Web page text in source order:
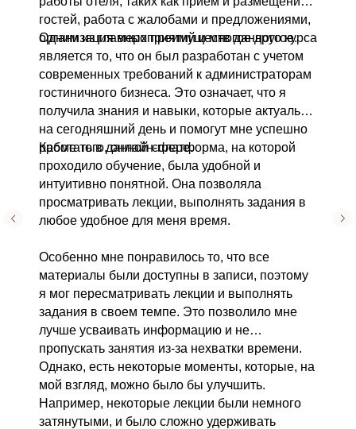
гостей, работа с жалобами и предложениями,
организация мероприятий и многое другое.
Одним из главных преимуществ данного курса
является то, что он был разработан с учетом
современных требований к администраторам
гостиничного бизнеса. Это означает, что я
получила знания и навыки, которые актуальны
на сегодняшний день и помогут мне успешно
работать в данной сфере.
Кроме того, онлайн-платформа, на которой
проходило обучение, была удобной и
интуитивно понятной. Она позволяла
просматривать лекции, выполнять задания в
любое удобное для меня время.
Особенно мне понравилось то, что все
материалы были доступны в записи, поэтому
я мог пересматривать лекции и выполнять
задания в своем темпе. Это позволило мне
лучше усваивать информацию и не
пропускать занятия из-за нехватки времени.
Однако, есть некоторые моменты, которые, на
мой взгляд, можно было бы улучшить.
Например, некоторые лекции были немного
затянутыми, и было сложно удерживать